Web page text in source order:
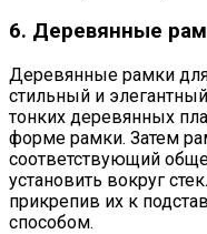
6. Деревянные
Деревянные рамки
стильный и
тонких деревянных
форме рамки. Затем
соответствующий
установить вокруг
прикрепив их к
способом.